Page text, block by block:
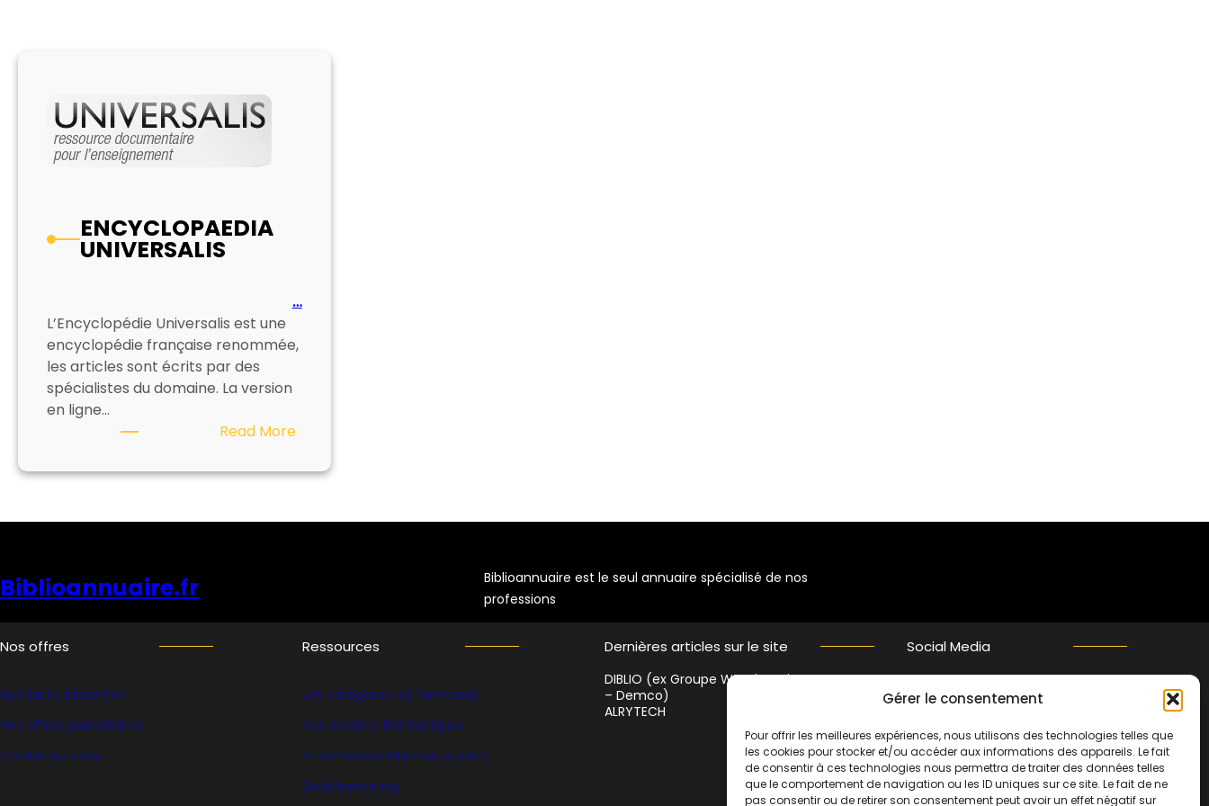
Gérer le consentement
Pour offrir les meilleures expériences, nous utilisons des technologies telles que
les cookies pour stocker et/ou accéder aux informations des appareils. Le fait
de consentir à ces technologies nous permettra de traiter des données telles
que le comportement de navigation ou les ID uniques sur ce site. Le fait de ne
pas consentir ou de retirer son consentement peut avoir un effet négatif sur
ENCYCLOPAEDIA
UNIVERSALIS
…
L’Encyclopédie Universalis est une
encyclopédie française renommée,
les articles sont écrits par des
spécialistes du domaine. La version
en ligne…
Read More:
UNIVERSALIS
Biblioannuaire.fr
Biblioannuaire est le seul annuaire spécialisé de nos
professions
Nos offres
Nos tarifs d’insertion
Nos offres publicitaires
Contactez nous
Ressources
Les catégories de l’annuaire
Nos dossiers thématiques
Informations Marchés publics
Bibliofrance.org
Dernières articles sur le site
DIBLIO (ex Groupe WF Education
– Demco)
ALRYTECH
Social Media
Twitter